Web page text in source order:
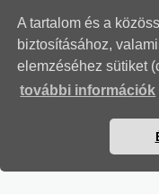
A tartalom és a
biztosításához,
elemzéséhez sütiket
további információk